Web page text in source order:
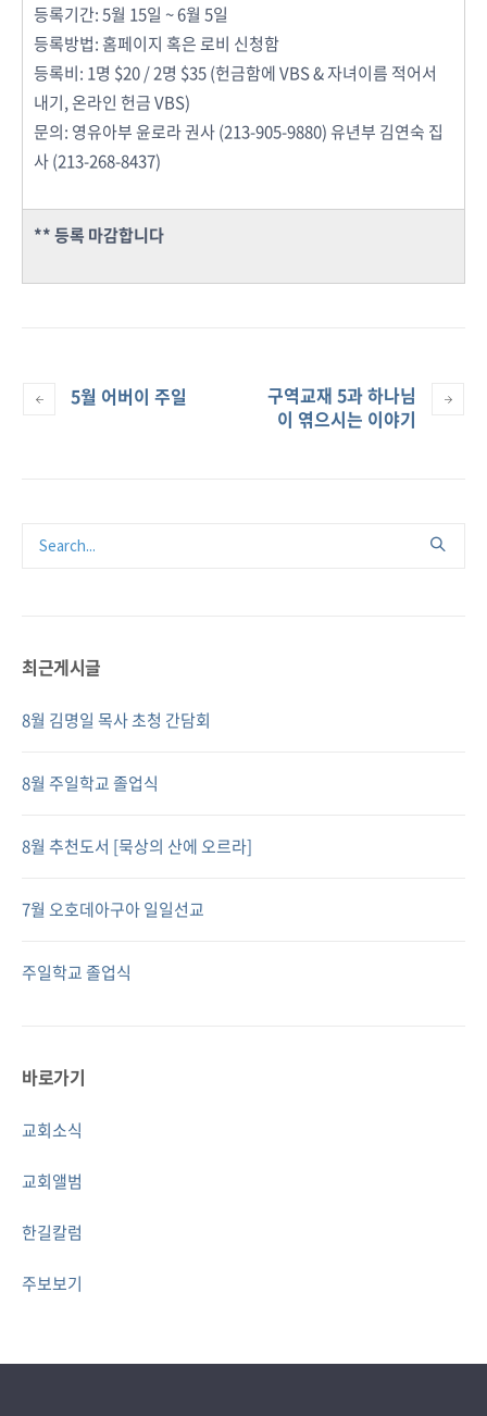
등록기간: 5월 15일 ~ 6월 5일
등록방법: 홈페이지 혹은 로비 신청함
등록비: 1명 $20 / 2명 $35 (헌금함에 VBS & 자녀이름 적어서
내기,온라인 헌금VBS)
문의: 영유아부 윤로라 권사 (213-905-9880) 유년부 김연숙 집
사 (213-268-8437)
** 등록 마감합니다
5월 어버이 주일
구역교재 5과 하나님
이 엮으시는 이야기
최근게시글
8월 김명일 목사 초청 간담회
8월 주일학교 졸업식
8월 추천도서 [묵상의 산에 오르라]
7월 오호데아구아 일일선교
주일학교 졸업식
바로가기
교회소식
교회앨범
한길칼럼
주보보기